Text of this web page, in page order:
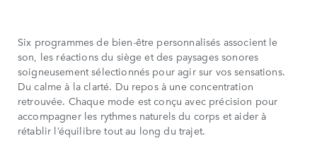
Six programmes de bien-être personnalisés associent le
son, les réactions du siège et des paysages sonores
soigneusement sélectionnés pour agir sur vos sensations.
Du calme à la clarté. Du repos à une concentration
retrouvée. Chaque mode est conçu avec précision pour
accompagner les rythmes naturels du corps et aider à
rétablir l’équilibre tout au long du trajet.